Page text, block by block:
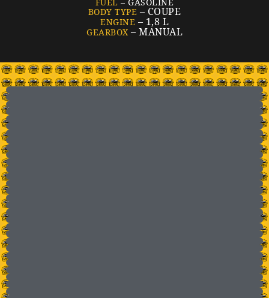
FUEL– GASOLINE
BODY TYPE – COUPE
ENGINE – 1,8 L
GEARBOX – MANUAL